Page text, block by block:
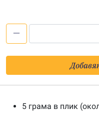
за
диамантен
5 грама в плик